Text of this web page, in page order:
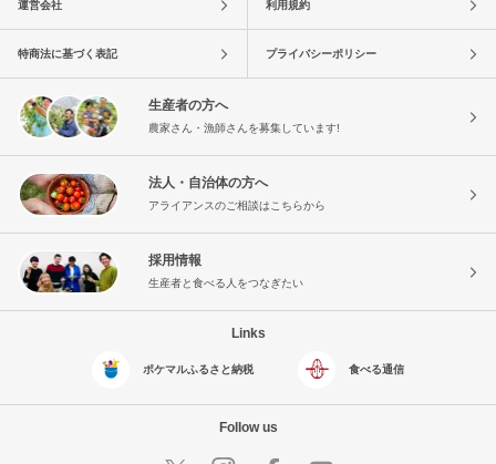
運営会社 利用規約
特商法に基づく表記 プライバシーポリシー
生産者の方へ
農家さん・漁師さんを募集しています!
法人・自治体の方へ
アライアンスのご相談はこちらから
採用情報
生産者と食べる人をつなぎたい
Links
ポケマルふるさと納税 食べる通信
Follow us